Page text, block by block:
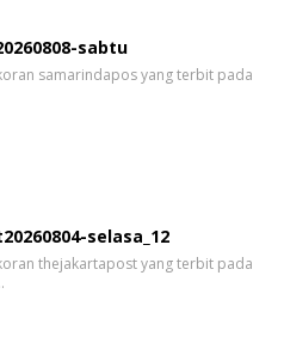
sabtu
samarindapos yang terbit pada
selasa_12
thejakartapost yang terbit pada